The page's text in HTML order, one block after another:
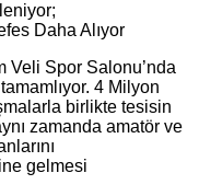
Daha Alıyor
Veli Spor Salonu’nda
4 Milyon
birlikte tesisin
zamanda amatör ve
gelmesi